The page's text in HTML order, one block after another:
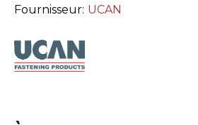
Fournisseur: UCAN